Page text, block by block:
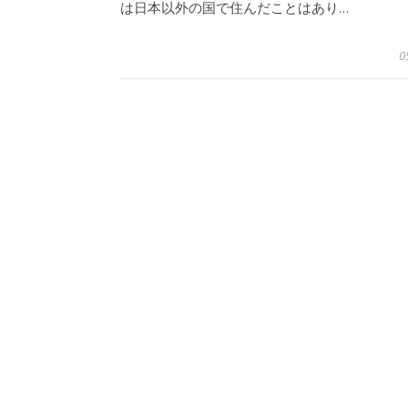
は日本以外の国で住んだことはあり…